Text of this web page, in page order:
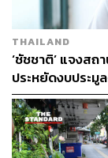
มุมมองระยะยาว:
BTS เป็นผู้นำธุร
หากผ่านพ้นสถา
SCBS เชื่อว่าผล
รวดเร็ว เนื่องจา
คนกรุงเทพฯ รว
อาทิ การต่อสัมป
โรงการมอเตอร์
THAILAND
‘ชัชชาติ’ แจงสถ
ประหยัดงบประมู
บีทีเอส 7 หมื่นล้าน